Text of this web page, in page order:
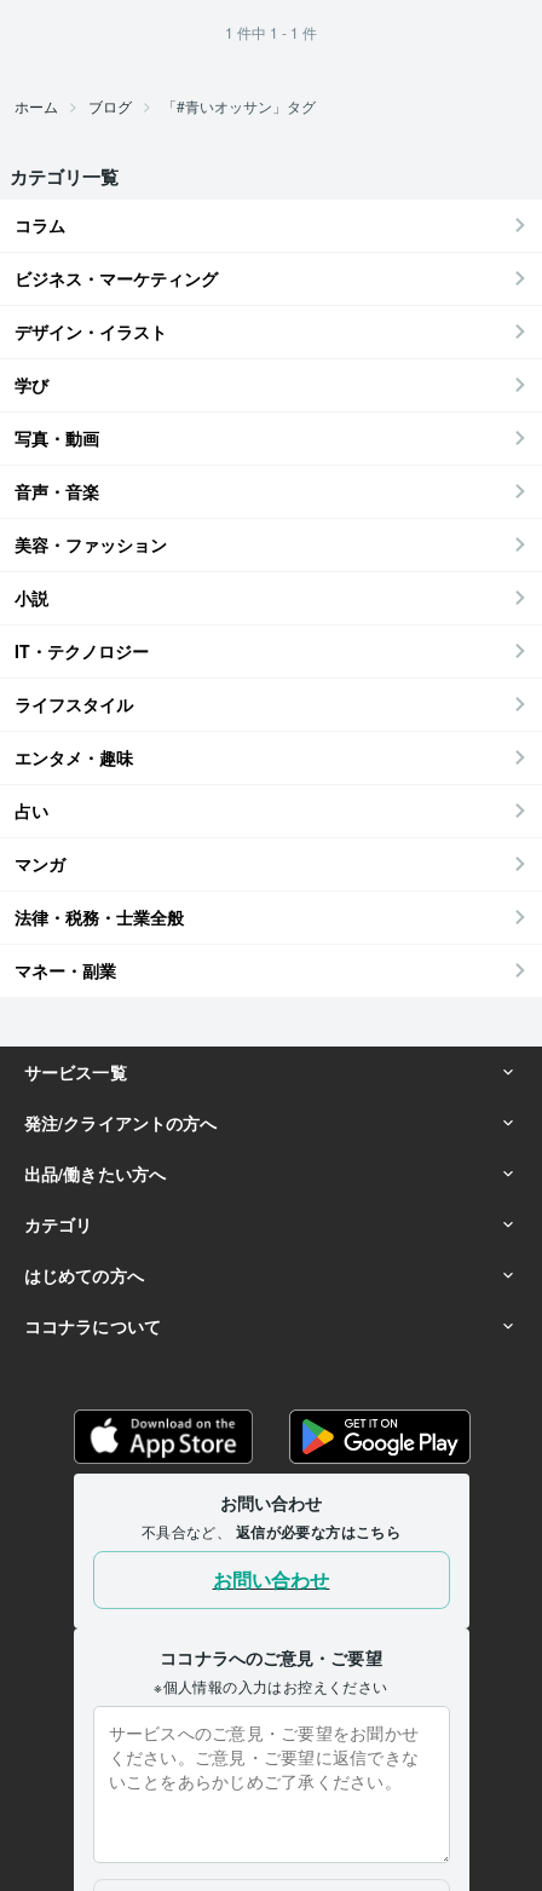
1 件中 1 - 1 件
ホーム ブログ 「#青いオッサン」タグ
カテゴリ一覧
コラム
ビジネス・マーケティング
デザイン・イラスト
学び
写真・動画
音声・音楽
美容・ファッション
小説
IT・テクノロジー
ライフスタイル
エンタメ・趣味
占い
マンガ
法律・税務・士業全般
マネー・副業